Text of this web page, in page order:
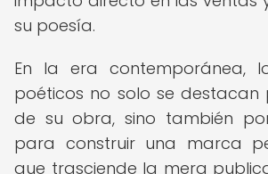
su poesía.
En la era contemporánea,
poéticos no solo se
de su obra, sino también
para construir una marca
que trasciende la mera